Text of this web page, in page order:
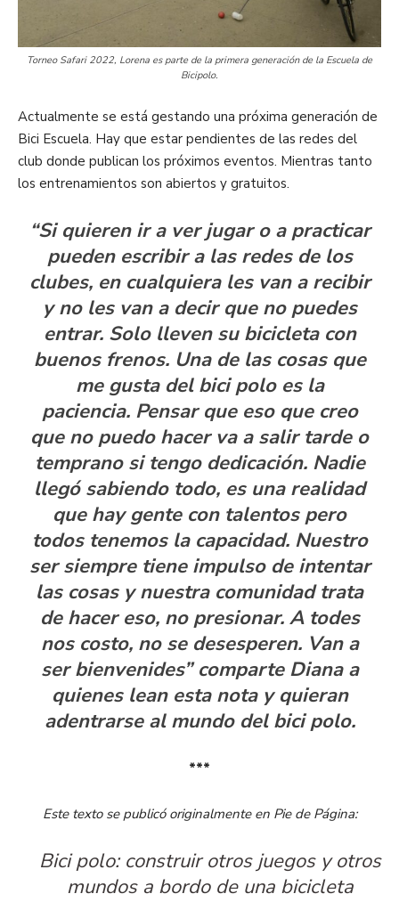
Torneo Safari 2022, Lorena es parte de la primera generación de la Escuela de
Bicipolo.
Actualmente se está gestando una próxima generación de
Bici Escuela. Hay que estar pendientes de las redes del
club donde publican los próximos eventos. Mientras tanto
los entrenamientos son abiertos y gratuitos.
“Si quieren ir a ver jugar o a practicar
pueden escribir a las redes de los
clubes, en cualquiera les van a recibir
y no les van a decir que no puedes
entrar. Solo lleven su bicicleta con
buenos frenos. Una de las cosas que
me gusta del bici polo es la
paciencia. Pensar que eso que creo
que no puedo hacer va a salir tarde o
temprano si tengo dedicación. Nadie
llegó sabiendo todo, es una realidad
que hay gente con talentos pero
todos tenemos la capacidad. Nuestro
ser siempre tiene impulso de intentar
las cosas y nuestra comunidad trata
de hacer eso, no presionar. A todes
nos costo, no se desesperen. Van a
ser bienvenides” comparte Diana a
quienes lean esta nota y quieran
adentrarse al mundo del bici polo.
***
Este texto se publicó originalmente en Pie de Página:
Bici polo: construir otros juegos y otros
mundos a bordo de una bicicleta